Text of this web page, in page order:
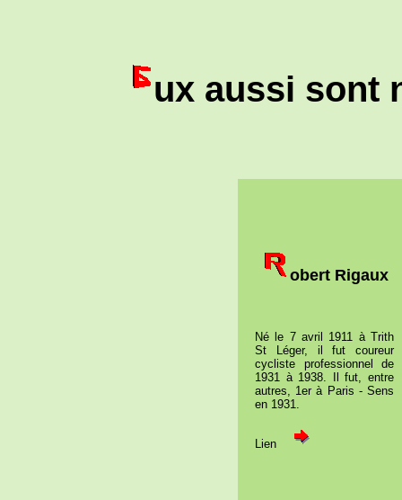
ux aussi sont
obert Rigaux
Né le 7 avril 1911 à Trith
St Léger, il fut coureur
cycliste professionnel de
1931 à 1938. Il fut, entre
autres, 1er à Paris - Sens
en 1931.
Lien